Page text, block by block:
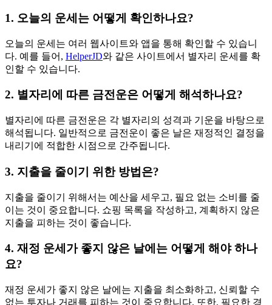
1. 오늘의 운세는 어떻게 확인하나요?
오늘의 운세는 여러 웹사이트와 앱을 통해 확인할 수 있습니
다. 예를 들어, HelperJD와 같은 사이트에서 별자리 운세를 확
인할 수 있습니다.
2. 별자리에 따른 금전운은 어떻게 해석하나요?
별자리에 따른 금전운은 각 별자리의 성격과 기운을 바탕으로
해석됩니다. 일반적으로 금전운이 좋은 날은 재정적인 결정을
내리기에 적합한 시점으로 간주됩니다.
3. 지출을 줄이기 위한 방법은?
지출을 줄이기 위해서는 예산을 세우고, 필요 없는 소비를 줄
이는 것이 중요합니다. 쇼핑 목록을 작성하고, 계획하지 않은
지출을 피하는 것이 좋습니다.
4. 재정 운세가 좋지 않은 날에는 어떻게 해야 하나
요?
재정 운세가 좋지 않은 날에는 지출을 최소화하고, 신뢰할 수
없는 투자나 거래를 피하는 것이 중요합니다. 또한, 필요한 경